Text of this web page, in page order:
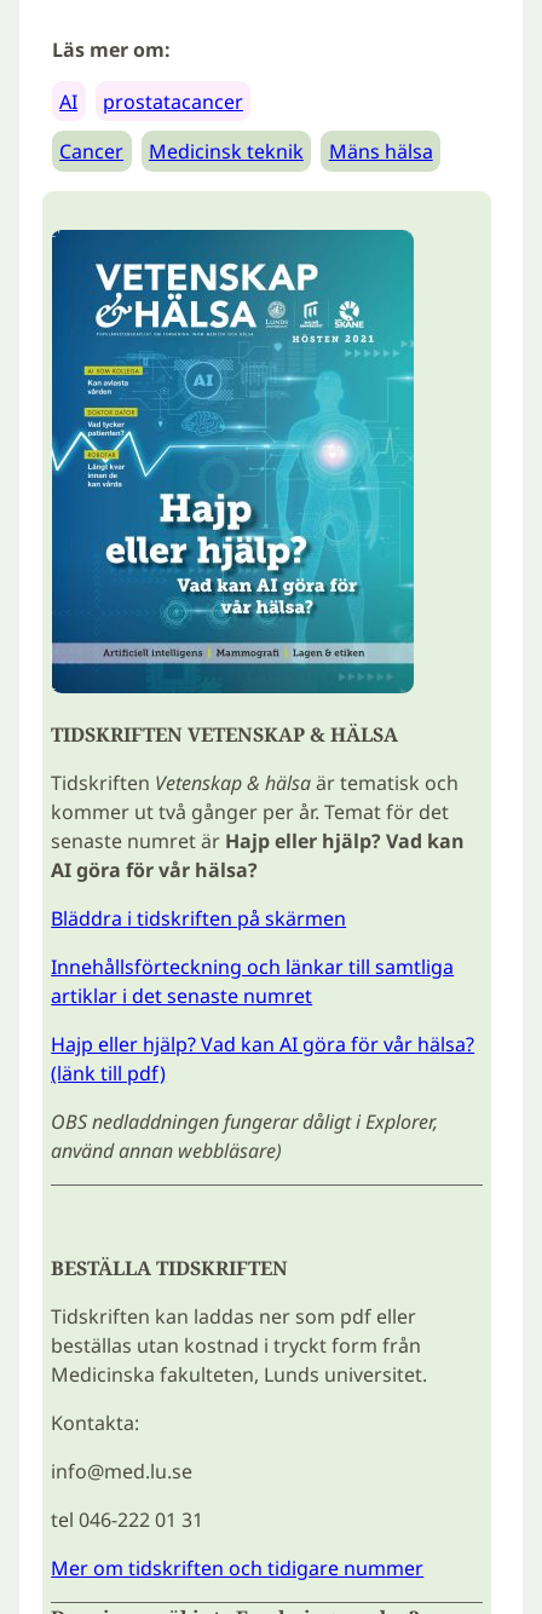
Läs mer om:
AI
prostatacancer
Cancer
Medicinsk teknik Mäns hälsa
TIDSKRIFTEN VETENSKAP & HÄLSA
Tidskriften Vetenskap & hälsaär tematisk och
kommer ut två gånger per år. Temat för det
senaste numret är Hajp eller hjälp? Vad kan
AI göra för vår hälsa?
Bläddra i tidskriften på skärmen
Innehållsförteckning och länkar till samtliga
artiklar i det senaste numret
Hajp eller hjälp? Vad kan AI göra för vår hälsa?
(länk till pdf)
OBS nedladdningen fungerar dåligt i Explorer,
använd annan webbläsare)
BESTÄLLA TIDSKRIFTEN
Tidskriften kan laddas ner som pdf eller
beställas utan kostnad i tryckt form från
Medicinska fakulteten, Lunds universitet.
Kontakta:
info@med.lu.se
tel 046-222 01 31
Mer om tidskriften och tidigare nummer